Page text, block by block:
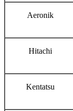
Aeronik
Hitachi
Kentatsu